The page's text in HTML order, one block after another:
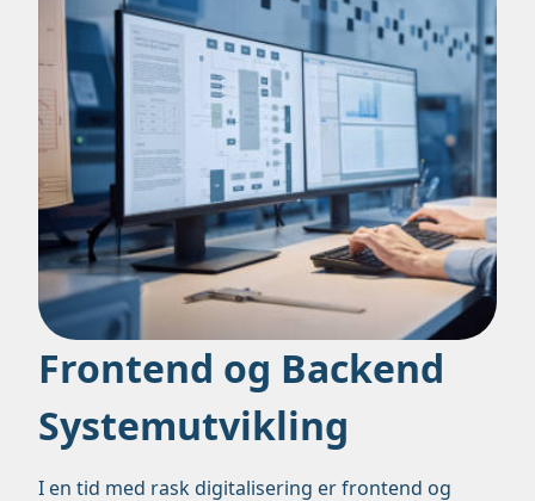
Frontend og Backend
Systemutvikling
I en tid med rask digitalisering er frontend og